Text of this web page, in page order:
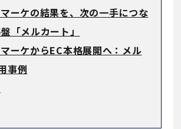
ーケの結果を、次の一手につな
「メルカート」
ーケからEC本格展開へ：メル
事例